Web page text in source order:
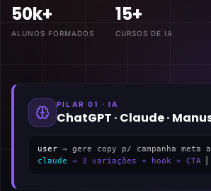
50k+
ALUNOS FORMADOS
15+
CURSOS DE IA
PILAR 01 · IA
ChatGPT · Claude ·
user → gere copy p/ campanha meta
claude → 3 variações + hook + CTA